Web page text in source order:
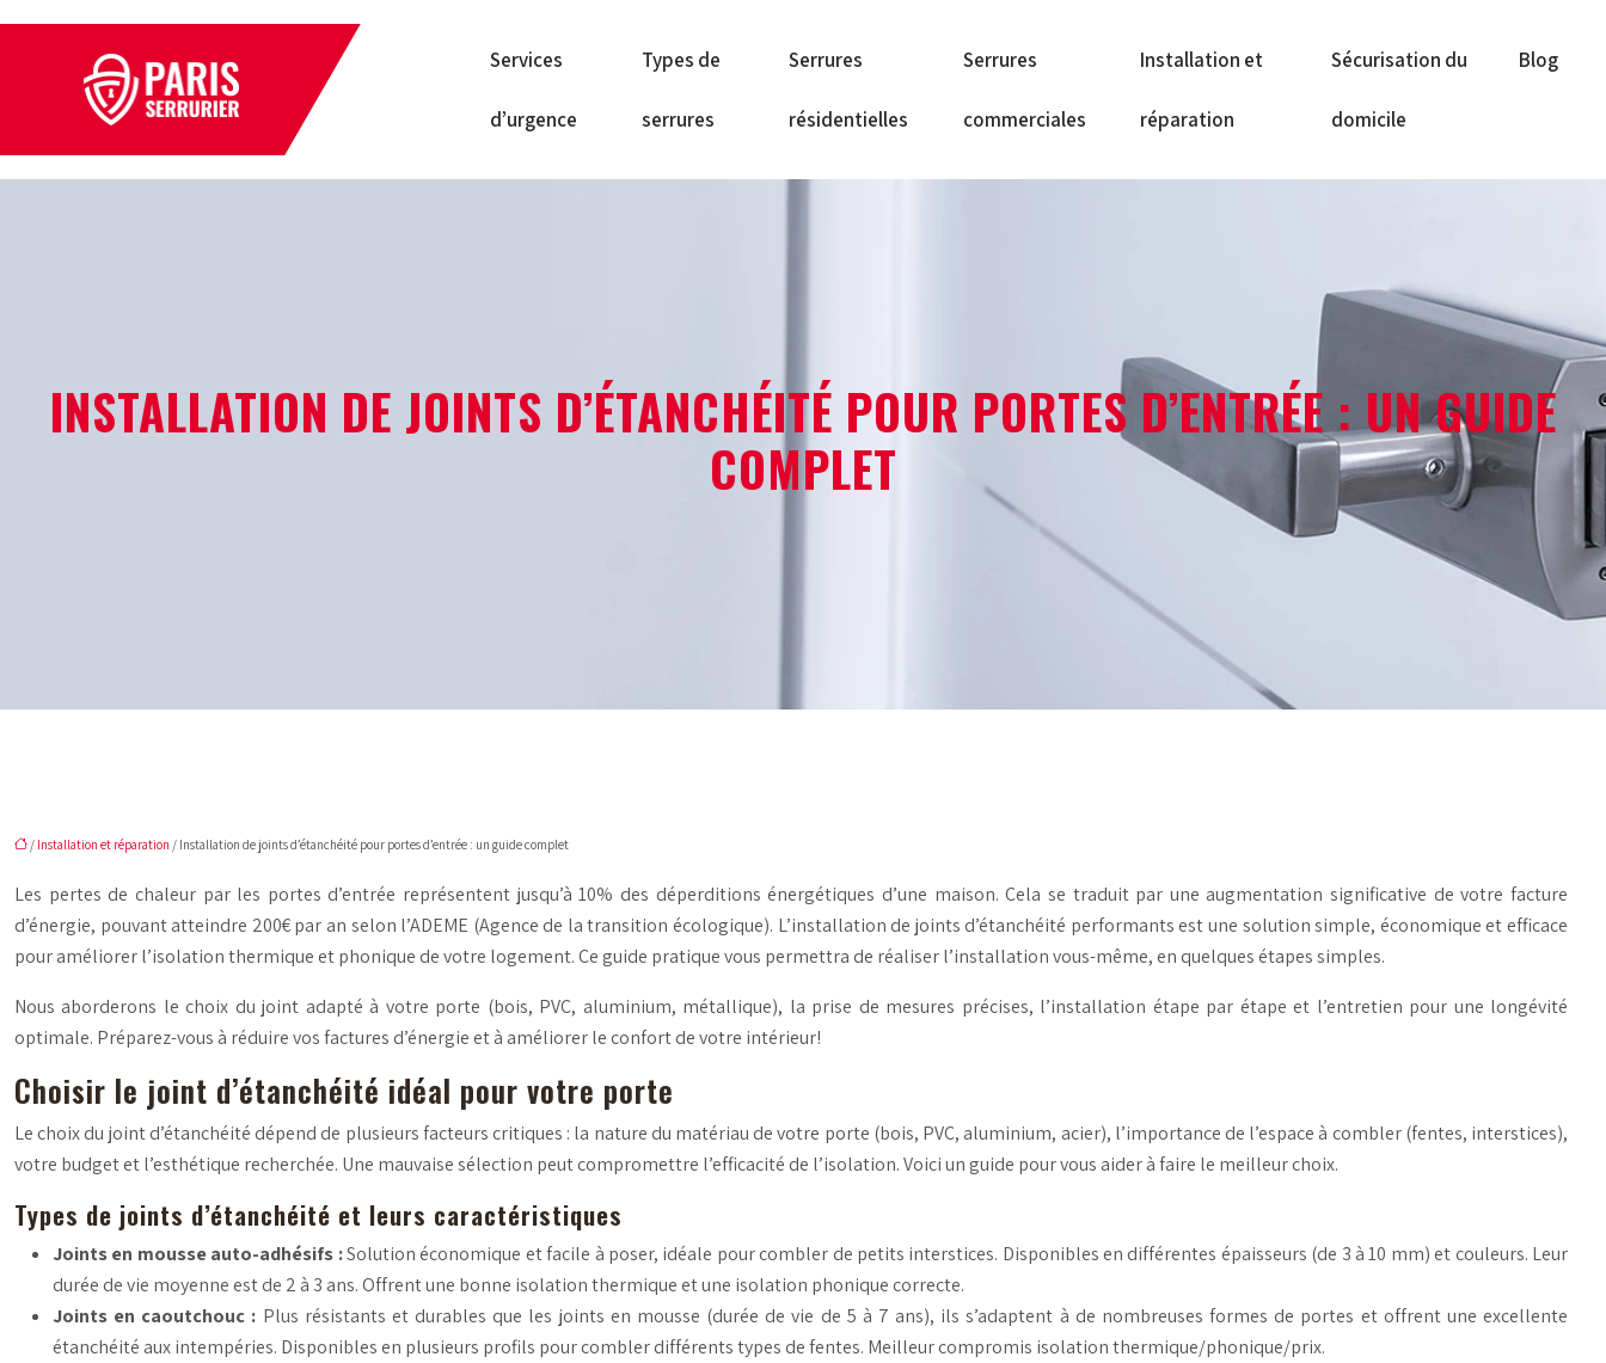
Services
d’urgence
Types de
serrures
Serrures
résidentielles
Serrures
commerciales
Installation et
réparation
Sécurisation du
domicile
Blog
INSTALLATION DE JOINTS D’ÉTANCHÉITÉ POUR PORTES D’ENTRÉE : UN GUIDE
COMPLET
/ Installation et réparation / Installation de joints d’étanchéité pour portes d’entrée : un guide complet
Les pertes de chaleur par les portes d’entrée représentent jusqu’à 10% des déperditions énergétiques d’une maison. Cela se traduit par une augmentation significative de votre facture
d’énergie, pouvant atteindre 200€ par an selon l’ADEME (Agence de la transition écologique). L’installation de joints d’étanchéité performants est une solution simple, économique et efficace
pour améliorer l’isolation thermique et phonique de votre logement. Ce guide pratique vous permettra de réaliser l’installation vous-même, en quelques étapes simples.
Nous aborderons le choix du joint adapté à votre porte (bois, PVC, aluminium, métallique), la prise de mesures précises, l’installation étape par étape et l’entretien pour une longévité
optimale. Préparez-vous à réduire vos factures d’énergie et à améliorer le confort de votre intérieur!
Choisir le joint d’étanchéité idéal pour votre porte
Le choix du joint d’étanchéité dépend de plusieurs facteurs critiques : la nature du matériau de votre porte (bois, PVC, aluminium, acier), l’importance de l’espace à combler (fentes, interstices),
votre budget et l’esthétique recherchée. Une mauvaise sélection peut compromettre l’efficacité de l’isolation. Voici un guide pour vous aider à faire le meilleur choix.
Types de joints d’étanchéité et leurs caractéristiques
Joints en mousse auto-adhésifs :Solution économique et facile à poser, idéale pour combler de petits interstices. Disponibles en différentes épaisseurs (de 3 à 10 mm) et couleurs. Leur
durée de vie moyenne est de 2 à 3 ans. Offrent une bonne isolation thermique et une isolation phonique correcte.
Joints en caoutchouc : Plus résistants et durables que les joints en mousse (durée de vie de 5 à 7 ans), ils s’adaptent à de nombreuses formes de portes et offrent une excellente
étanchéité aux intempéries. Disponibles en plusieurs profils pour combler différents types de fentes. Meilleur compromis isolation thermique/phonique/prix.